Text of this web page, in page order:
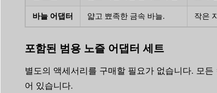
바늘 어댑터 얇고 뾰족한 금속 바늘. 작은
포함된 범용 노즐 어댑터 세트
별도의 액세서리를 구매할 필요가 없습니다. 모
어 있습니다.